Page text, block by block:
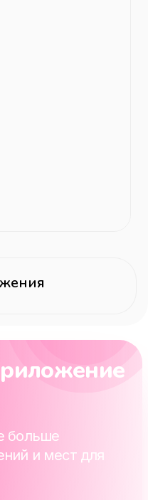
больше
и мест для